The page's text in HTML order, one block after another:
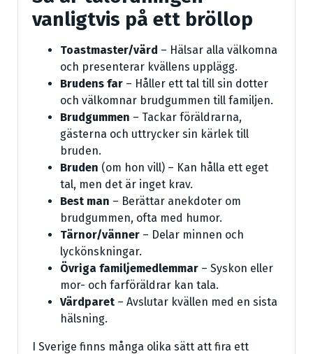
vanligtvis på ett bröllop
Toastmaster/värd – Hälsar alla välkomna
och presenterar kvällens upplägg.
Brudens far – Håller ett tal till sin dotter
och välkomnar brudgummen till familjen.
Brudgummen – Tackar föräldrarna,
gästerna och uttrycker sin kärlek till
bruden.
Bruden (om hon vill) – Kan hålla ett eget
tal, men det är inget krav.
Best man – Berättar anekdoter om
brudgummen, ofta med humor.
Tärnor/vänner – Delar minnen och
lyckönskningar.
Övriga familjemedlemmar – Syskon eller
mor- och farföräldrar kan tala.
Värdparet – Avslutar kvällen med en sista
hälsning.
I Sverige finns många olika sätt att fira ett